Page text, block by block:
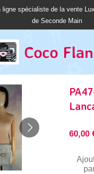
Coco Fl
ligne spécialiste de la vente
de Seconde Main
60,00